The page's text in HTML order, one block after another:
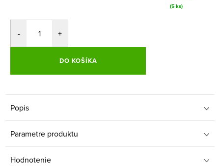
(5 ks)
DO KOŠÍKA
Popis
Parametre produktu
Hodnotenie